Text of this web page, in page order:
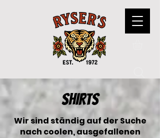
SHIRTS
Wir sind ständig auf der Suche
nach coolen, ausgefallenen